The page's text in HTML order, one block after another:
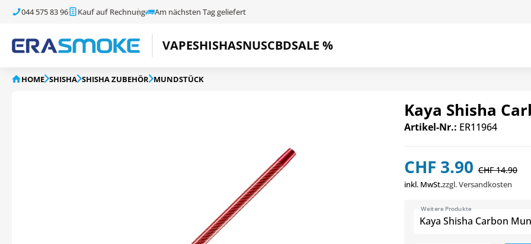
044 575 83 96 Kauf auf Rechnung Am nächsten Tag geliefert
VAPESHISHASNUSCBDSALE %
HOME SHISHA SHISHA ZUBEHÖR MUNDSTÜCK
Kaya Shisha
Artikel-Nr.: ER11964
CHF 3.90 CHF 14.90
inkl. MwSt.zzgl. Versandkosten
Kaya Shisha Carbon
Weitere Produkte